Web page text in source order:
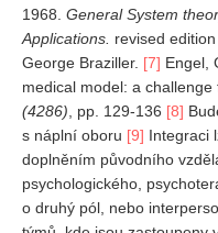
1968. General System
Applications. revised
George Braziller. [7] Engel,
medical model: a challenge
(4286) , pp. 129-136 [8]
s náplní oboru [9] Integraci
doplněním původního
psychologického,
o druhý pól, nebo